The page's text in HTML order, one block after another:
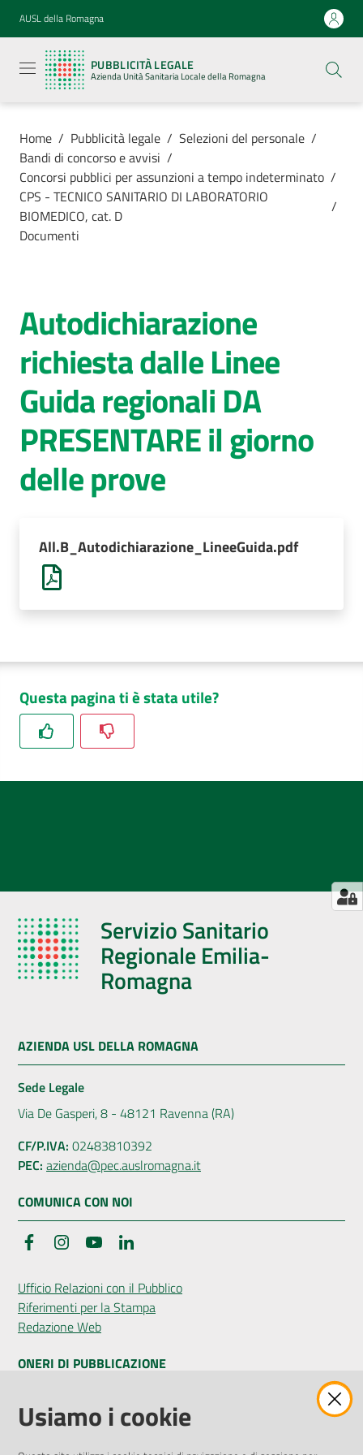
Vai al contenuto
Vai alla navigazione
Vai al footer
AUSL della Romagna
PUBBLICITÀ LEGALE
Azienda Unità Sanitaria Locale della Romagna
legale
Azienda
Unità
Locale della
Azienda
Luoghi di
cura
AUSL
Comunica
Home / Pubblicità legale / Selezioni del personale /
Bandi di concorso e avvisi /
Concorsi pubblici per assunzioni a tempo indeterminato /
CPS - TECNICO SANITARIO DI LABORATORIO
BIOMEDICO, cat. D
/
Documenti
Autodichiarazione
richiesta dalle Linee
Guida regionali DA
PRESENTARE il giorno
delle prove
All.B_Autodichiarazione_LineeGuida.pdf
Questa pagina ti è stata utile?
Servizio Sanitario
Regionale Emilia-
Romagna
AZIENDA USL DELLA ROMAGNA
Sede Legale
Via De Gasperi, 8 - 48121 Ravenna (RA)
CF/P.IVA: 02483810392
PEC: azienda@pec.auslromagna.it
COMUNICA CON NOI
FacebookInstagramYouTube
Ufficio Relazioni con il Pubblico
Riferimenti per la Stampa
Redazione Web
ONERI DI PUBBLICAZIONE
Amministrazione Trasparente
Pubblicità legale
Usiamo i cookie